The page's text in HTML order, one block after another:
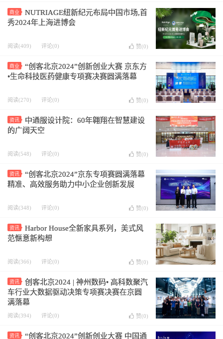
商业
NUTRIAGE纽新纪元布局中国市场,首
秀2024年上海进博会
阅读(409) 评论(0) 赞(0)
商业
“创客北京2024”创新创业大赛 京东方
•生命科技医药健康专项赛决赛圆满落幕
阅读(270) 评论(0) 赞(0)
资讯
中通服设计院：60年翱翔在智慧建设
的广阔天空
阅读(548) 评论(0) 赞(0)
资讯
“创客北京2024”京东专项赛圆满落幕
精准、高效服务助力中小企业创新发展
阅读(348) 评论(0) 赞(0)
资讯
Harbor House全新家具系列，美式风
范惬意新构想
阅读(366) 评论(0) 赞(0)
资讯
创客北京2024 | 神州数码• 高科数聚汽
车行业大数据驱动决策专项赛决赛在京圆
满落幕
阅读(394) 评论(0) 赞(0)
资讯
“创客北京2024”创新创业大赛 中国通